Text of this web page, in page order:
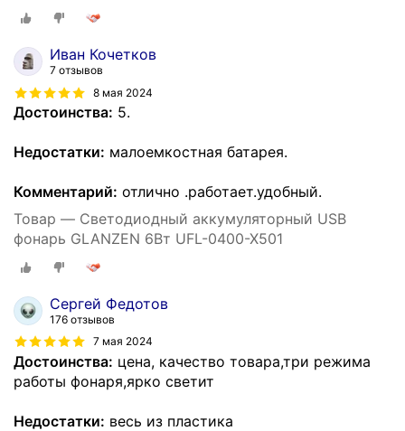
Иван Кочетков
7 отзывов
8 мая 2024
Достоинства: 5.
Недостатки: малоемкостная батарея.
Комментарий: отлично .работает.удобный.
Товар — Светодиодный аккумуляторный USB
фонарь GLANZEN 6Вт UFL-0400-X501
Сергей Федотов
176 отзывов
7 мая 2024
Достоинства: цена, качество товара,три режима
работы фонаря,ярко светит
Недостатки: весь из пластика